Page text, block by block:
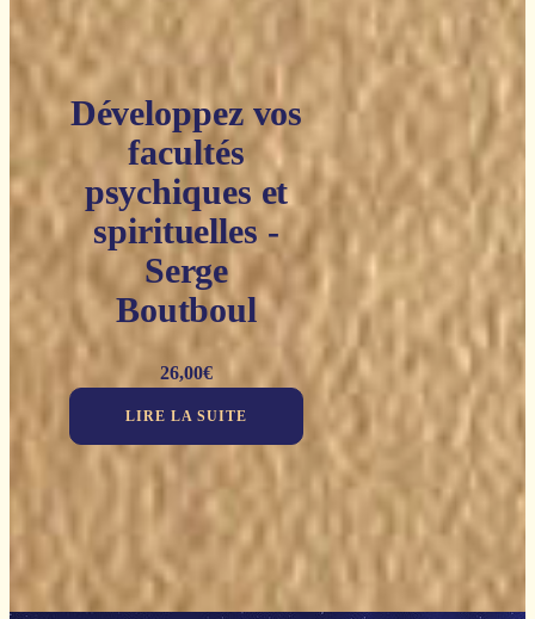
Développez vos
facultés
psychiques et
spirituelles -
Serge
Boutboul
26,00€
LIRE LA SUITE